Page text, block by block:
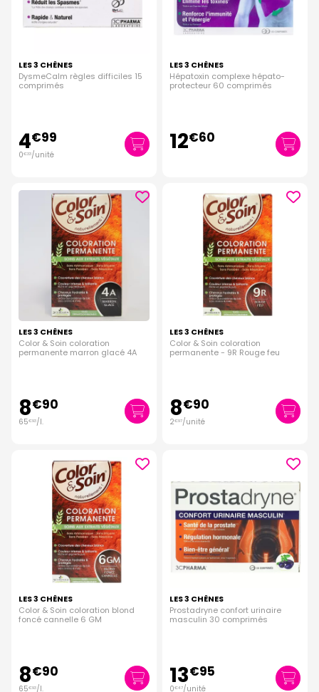
LES 3 CHÊNES
DysmeCalm règles difficiles 15
comprimés
4€99
0€33/unité
LES 3 CHÊNES
Hépatoxin complexe hépato-
protecteur 60 comprimés
12€60
LES 3 CHÊNES
Color & Soin coloration
permanente marron glacé 4A
8€90
65€93/l.
LES 3 CHÊNES
Color & Soin coloration
permanente - 9R Rouge feu
8€90
2€97/unité
LES 3 CHÊNES
Color & Soin coloration blond
foncé cannelle 6 GM
8€90
65€93/l.
LES 3 CHÊNES
Prostadryne confort urinaire
masculin 30 comprimés
13€95
0€47/unité